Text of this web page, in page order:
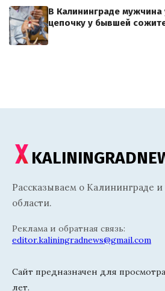
В Калининграде мужчина
цепочку у бывшей
Рассказываем о Калининграде
области.
Реклама и обратная связь:
editor.kaliningradnews@gmail.com
Сайт предназначен для
лет.